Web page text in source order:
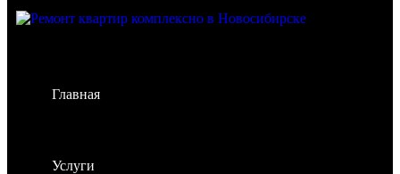
Главная
Услуги